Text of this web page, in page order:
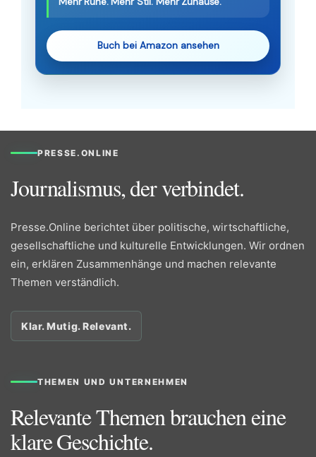
Buch bei Amazon ansehen
PRESSE.ONLINE
Journalismus, der verbindet.
Presse.Online berichtet über politische, wirtschaftliche,
gesellschaftliche und kulturelle Entwicklungen. Wir ordnen
ein, erklären Zusammenhänge und machen relevante
Themen verständlich.
Klar. Mutig. Relevant.
THEMEN UND UNTERNEHMEN
Relevante Themen brauchen eine
klare Geschichte.